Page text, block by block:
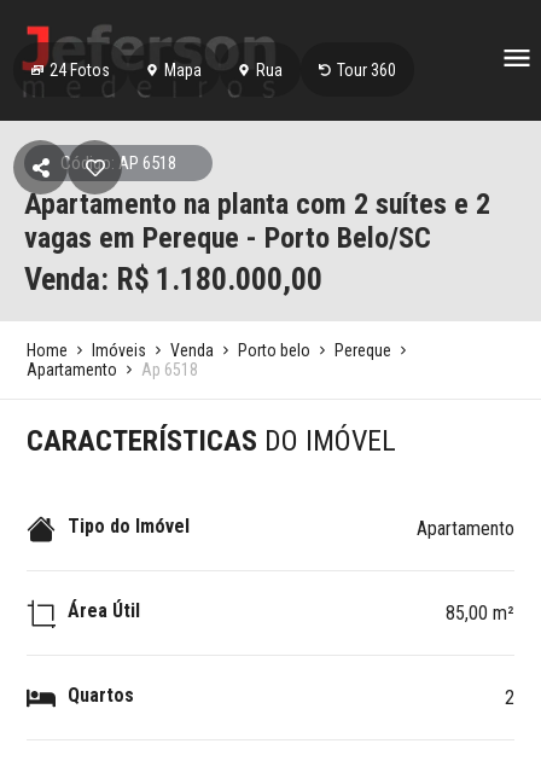
24Fotos Mapa Rua Tour 360
Código: AP 6518
Apartamento na planta com 2 suítes e 2
vagas em Pereque - Porto Belo/SC
Venda: R$ 1.180.000,00
Home Imóveis Venda Porto belo
Pereque
Apartamento
Ap 6518
CARACTERÍSTICAS DO IMÓVEL
Tipo do Imóvel Apartamento
Área Útil 85,00 m²
Quartos 2